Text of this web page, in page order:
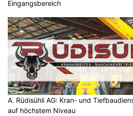
Eingangsbereich
A. Rüdisühli AG: Kran- und
auf höchstem Niveau